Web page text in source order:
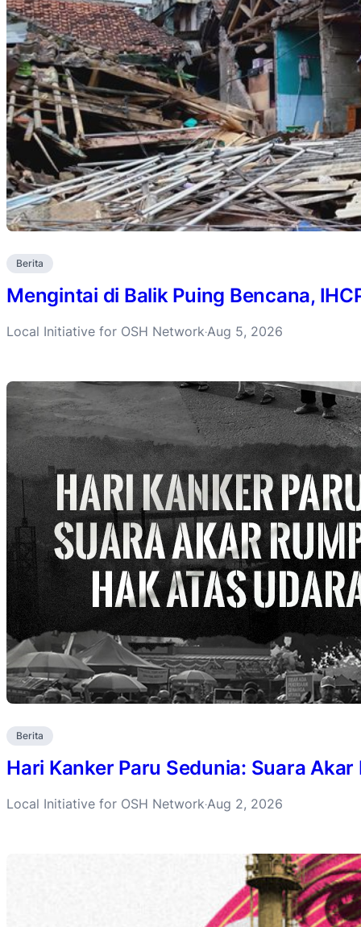
Berita
Mengintai di Balik Puing Bencana,
Local Initiative for OSH Network·Aug 5, 2026
Berita
Hari Kanker Paru Sedunia: Suara
Local Initiative for OSH Network·Aug 2, 2026